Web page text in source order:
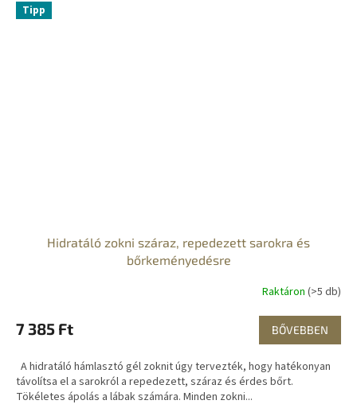
Tipp
Hidratáló zokni száraz, repedezett sarokra és
bőrkeményedésre
Raktáron (>5 db)
7 385 Ft BŐVEBBEN
A hidratáló hámlasztó gél zoknit úgy tervezték, hogy hatékonyan
távolítsa el a sarokról a repedezett, száraz és érdes bőrt.
Tökéletes ápolás a lábak számára. Minden zokni...